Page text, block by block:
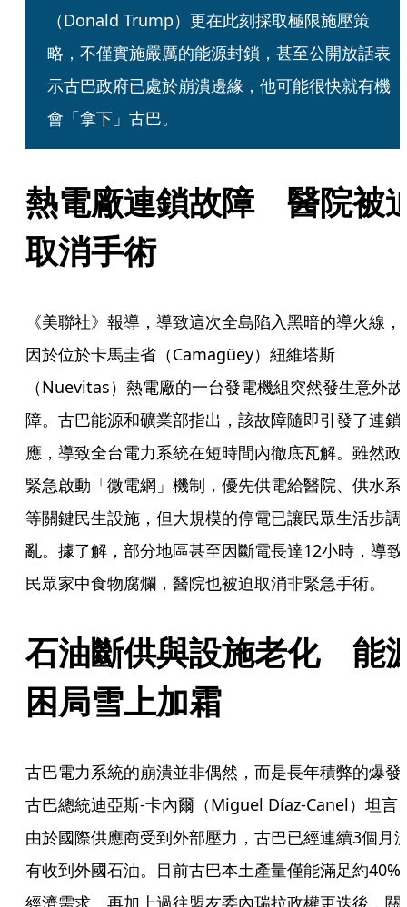
（Donald Trump）更在此刻採取極限施壓策
略，不僅實施嚴厲的能源封鎖，甚至公開放話表
示古巴政府已處於崩潰邊緣，他可能很快就有機
會「拿下」古巴。
熱電廠連鎖故障　醫院被
取消手術
《美聯社》報導，導致這次全島陷入黑暗的導火線，
因於位於卡馬圭省（Camagüey）紐維塔斯
（Nuevitas）熱電廠的一台發電機組突然發生意外故
障。古巴能源和礦業部指出，該故障隨即引發了連鎖
應，導致全台電力系統在短時間內徹底瓦解。雖然政
緊急啟動「微電網」機制，優先供電給醫院、供水系
等關鍵民生設施，但大規模的停電已讓民眾生活步調
亂。據了解，部分地區甚至因斷電長達12小時，導致
民眾家中食物腐爛，醫院也被迫取消非緊急手術。
石油斷供與設施老化　能
困局雪上加霜
古巴電力系統的崩潰並非偶然，而是長年積弊的爆發
古巴總統迪亞斯-卡內爾（Miguel Díaz-Canel）坦言
由於國際供應商受到外部壓力，古巴已經連續3個月
有收到外國石油。目前古巴本土產量僅能滿足約40%
經濟需求。再加上過往盟友委內瑞拉政權更迭後，關